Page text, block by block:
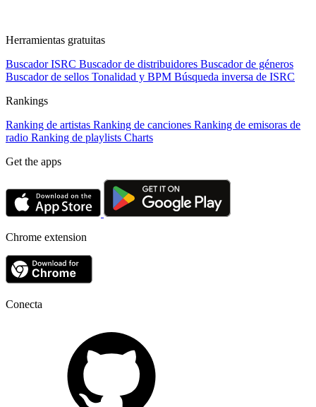
Herramientas gratuitas
Buscador ISRC Buscador de distribuidores Buscador de géneros
Buscador de sellos Tonalidad y BPM Búsqueda inversa de ISRC
Rankings
Ranking de artistas Ranking de canciones Ranking de emisoras de
radio Ranking de playlists Charts
Get the apps
Chrome extension
Conecta